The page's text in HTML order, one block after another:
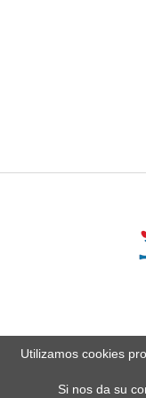
Utilizamos cookies
Si nos da su